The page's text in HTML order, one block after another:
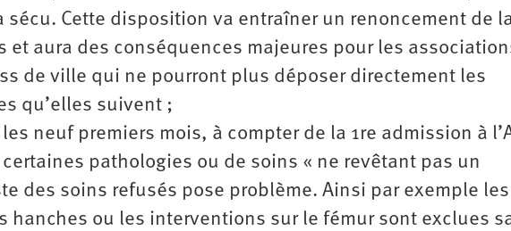
sécu. Cette disposition va entraîner un renoncement de
et aura des conséquences majeures pour les
de ville qui ne pourront plus déposer directement les
qu’elles suivent ;
neuf premiers mois, à compter de la 1re admission à
pathologies ou de soins « ne revêtant pas un
des soins refusés pose problème. Ainsi par exemple les
hanches ou les interventions sur le fémur sont exclues